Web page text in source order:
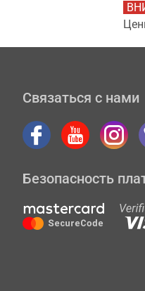
Связаться с нами
Безопасность